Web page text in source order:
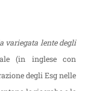
variegata lente degli
(in inglese con
degli Esg nelle